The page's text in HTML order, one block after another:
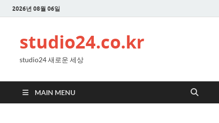
2026년 08월 06일
studio24.co.kr
studio24 새로운 세상
MAIN MENU